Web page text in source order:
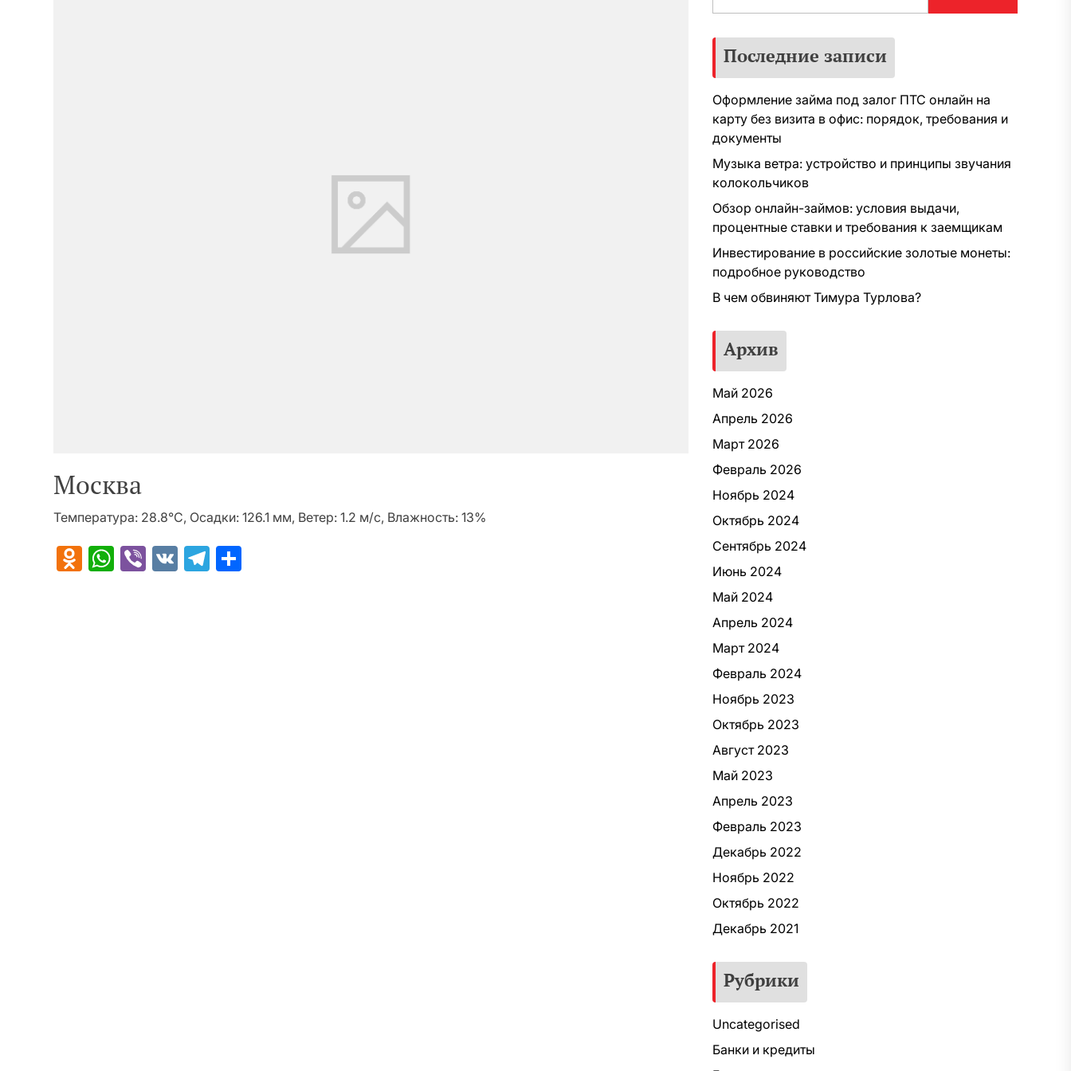
Москва
Температура: 28.8°C, Осадки: 126.1 мм, Ветер: 1.2 м/с, Влажность: 13%
Odnoklassniki
WhatsApp
Viber
VK Telegram
Последние записи
Оформление займа под залог ПТС онлайн на
карту без визита в офис: порядок, требования и
документы
Музыка ветра: устройство и принципы звучания
колокольчиков
Обзор онлайн-займов: условия выдачи,
процентные ставки и требования к заемщикам
Инвестирование в российские золотые монеты:
подробное руководство
В чем обвиняют Тимура Турлова?
Архив
Май 2026
Апрель 2026
Март 2026
Февраль 2026
Ноябрь 2024
Октябрь 2024
Сентябрь 2024
Июнь 2024
Май 2024
Апрель 2024
Март 2024
Февраль 2024
Ноябрь 2023
Октябрь 2023
Август 2023
Май 2023
Апрель 2023
Февраль 2023
Декабрь 2022
Ноябрь 2022
Октябрь 2022
Декабрь 2021
Рубрики
Uncategorised
Банки и кредиты